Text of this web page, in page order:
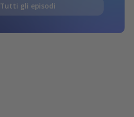
Tutti gli episodi